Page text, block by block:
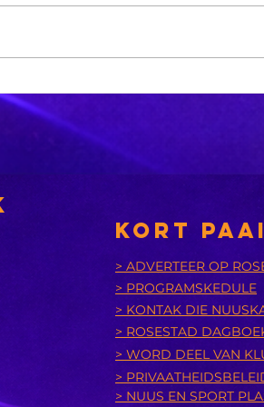
Xhariep kry
nuwe
munisipaliteit
KORT
> ADVERTEER OP
> PROGRAMSKEDULE
> KONTAK DIE
> ROSESTAD
> WORD DEEL VAN
>
> NUUS EN SPORT